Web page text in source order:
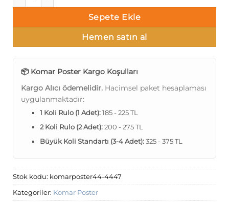
Sepete Ekle
Hemen satın al
📦 Komar Poster Kargo Koşulları
Kargo Alıcı ödemelidir. Hacimsel paket hesaplaması
uygulanmaktadır:
1 Koli Rulo (1 Adet):185 - 225 TL
2 Koli Rulo (2 Adet):200 - 275 TL
Büyük Koli Standartı (3-4 Adet):325 - 375 TL
Stok kodu: komarposter44-4447
Kategoriler: Komar Poster